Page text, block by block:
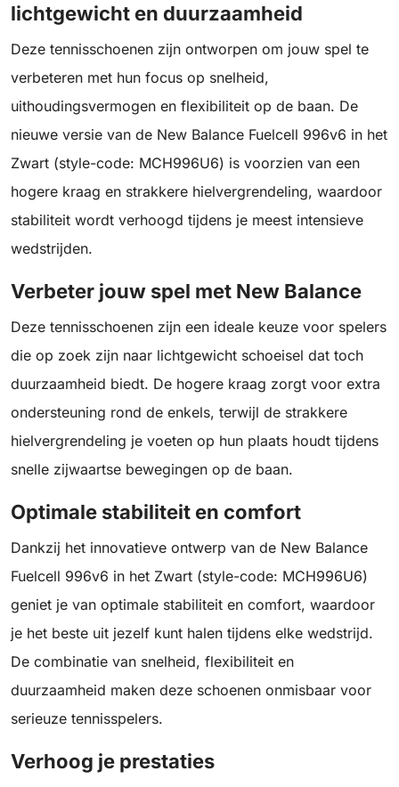
lichtgewicht en duurzaamheid
Deze tennisschoenen zijn ontworpen om jouw spel te
verbeteren met hun focus op snelheid,
uithoudingsvermogen en flexibiliteit op de baan. De
nieuwe versie van de New Balance Fuelcell 996v6 in het
Zwart (style-code: MCH996U6) is voorzien van een
hogere kraag en strakkere hielvergrendeling, waardoor
stabiliteit wordt verhoogd tijdens je meest intensieve
wedstrijden.
Verbeter jouw spel met New Balance
Deze tennisschoenen zijn een ideale keuze voor spelers
die op zoek zijn naar lichtgewicht schoeisel dat toch
duurzaamheid biedt. De hogere kraag zorgt voor extra
ondersteuning rond de enkels, terwijl de strakkere
hielvergrendeling je voeten op hun plaats houdt tijdens
snelle zijwaartse bewegingen op de baan.
Optimale stabiliteit en comfort
Dankzij het innovatieve ontwerp van de New Balance
Fuelcell 996v6 in het Zwart (style-code: MCH996U6)
geniet je van optimale stabiliteit en comfort, waardoor
je het beste uit jezelf kunt halen tijdens elke wedstrijd.
De combinatie van snelheid, flexibiliteit en
duurzaamheid maken deze schoenen onmisbaar voor
serieuze tennisspelers.
Verhoog je prestaties